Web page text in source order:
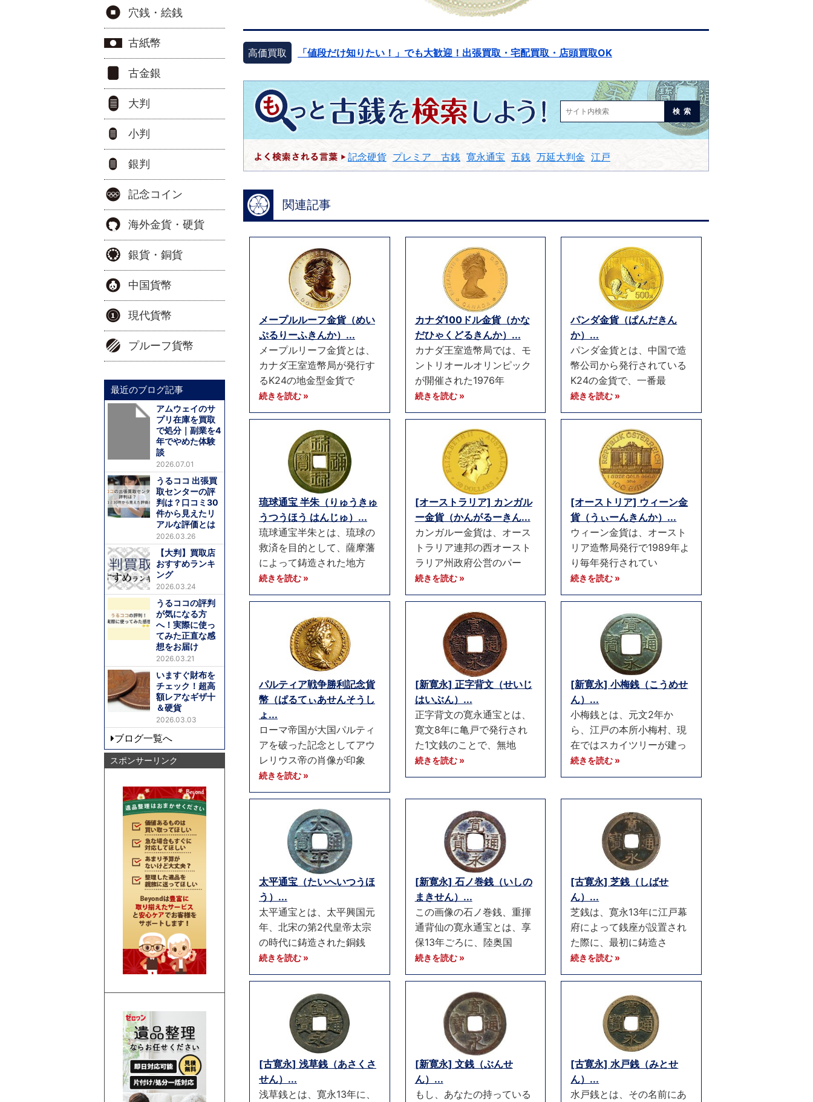
高価買取 「値段だけ知りたい！」でも大歓迎！出張買取・宅配買取・店頭買取OK
検索
記念硬貨 プレミア 古銭 寛永通宝 五銭 万延大判金 江戸
関連記事
メープルルーフ金貨（めい
ぷるりーふきんか）...
メープルリーフ金貨とは、
カナダ王室造幣局が発行す
るK24の地金型金貨で
続きを読む »
カナダ100ドル金貨（かな
だひゃくどるきんか）...
カナダ王室造幣局では、モ
ントリオールオリンピック
が開催された1976年
続きを読む »
パンダ金貨（ぱんだきん
か）...
パンダ金貨とは、中国で造
幣公司から発行されている
K24の金貨で、一番最
続きを読む »
琉球通宝 半朱（りゅうきゅ
うつうほう はんじゅ）...
琉球通宝半朱とは、琉球の
救済を目的として、薩摩藩
によって鋳造された地方
続きを読む »
[オーストラリア] カンガル
ー金貨（かんがるーきん...
カンガルー金貨は、オース
トラリア連邦の西オースト
ラリア州政府公営のパー
続きを読む »
[オーストリア] ウィーン金
貨（うぃーんきんか）...
ウィーン金貨は、オースト
リア造幣局発行で1989年よ
り毎年発行されてい
続きを読む »
パルティア戦争勝利記念貨
幣（ぱるてぃあせんそうし
ょ...
ローマ帝国が大国パルティ
アを破った記念としてアウ
レリウス帝の肖像が印象
続きを読む »
[新寛永] 正字背文（せいじ
はいぶん）...
正字背文の寛永通宝とは、
寛文8年に亀戸で発行され
た1文銭のことで、無地
続きを読む »
[新寛永] 小梅銭（こうめせ
ん）...
小梅銭とは、元文2年か
ら、江戸の本所小梅村、現
在ではスカイツリーが建っ
続きを読む »
太平通宝（たいへいつうほ
う）...
太平通宝とは、太平興国元
年、北宋の第2代皇帝太宗
の時代に鋳造された銅銭
続きを読む »
[新寛永] 石ノ巻銭（いしの
まきせん）...
この画像の石ノ巻銭、重揮
通背仙の寛永通宝とは、享
保13年ごろに、陸奥国
続きを読む »
[古寛永] 芝銭（しばせ
ん）...
芝銭は、寛永13年に江戸幕
府によって銭座が設置され
た際に、最初に鋳造さ
続きを読む »
[古寛永] 浅草銭（あさくさ
せん）...
浅草銭とは、寛永13年に、
[新寛永] 文銭（ぶんせ
ん）...
もし、あなたの持っている
[古寛永] 水戸銭（みとせ
ん）...
水戸銭とは、その名前にあ
穴銭・絵銭
古紙幣
古金銀
大判
小判
銀判
記念コイン
海外金貨・硬貨
銀貨・銅貨
中国貨幣
現代貨幣
プルーフ貨幣
最近のブログ記事
アムウェイのサ
プリ在庫を買取
で処分｜副業を4
年でやめた体験
談
2026.07.01
うるココ 出張買
取センターの評
判は？口コミ30
件から見えたリ
アルな評価とは
2026.03.26
【大判】買取店
おすすめランキ
ング
2026.03.24
うるココの評判
が気になる方
へ！実際に使っ
てみた正直な感
想をお届け
2026.03.21
いますぐ財布を
チェック！超高
額レアなギザ十
＆硬貨
2026.03.03
ブログ一覧へ
スポンサーリンク